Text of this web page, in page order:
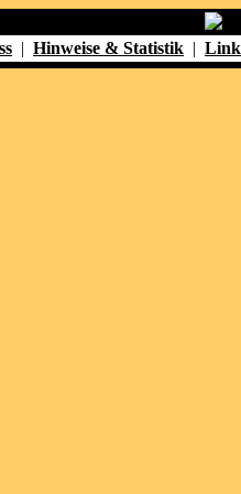
| Hinweise & Statistik |